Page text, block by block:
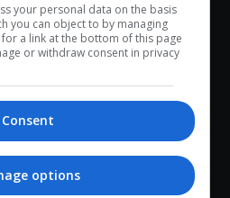
your personal data on the basis
you can object to by managing
a link at the bottom of this page
or withdraw consent in privacy
Consent
options